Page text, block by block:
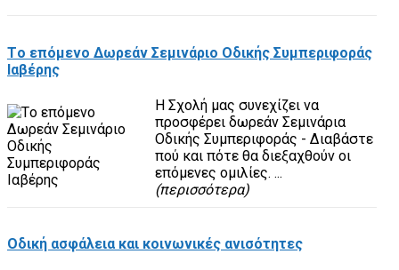
Τo επόμενo Δωρεάν Σεμινάριo Οδικής Συμπεριφοράς
Ιαβέρης
Η Σχολή μας συνεχίζει να
προσφέρει δωρεάν Σεμινάρια
Οδικής Συμπεριφοράς - Διαβάστε
πού και πότε θα διεξαχθούν οι
επόμενες ομιλίες. ...
(περισσότερα)
Οδική ασφάλεια και κοινωνικές ανισότητες